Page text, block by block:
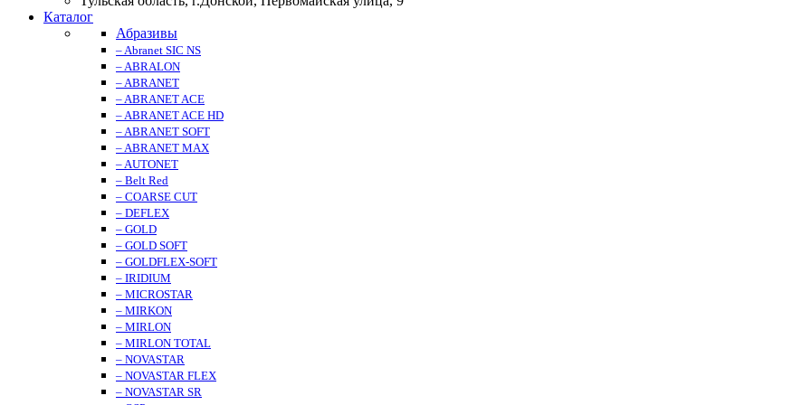
Каталог
Абразивы
– Abranet SIC NS
– ABRALON
– ABRANET
– ABRANET ACE
– ABRANET ACE HD
– ABRANET SOFT
– ABRANET MAX
– AUTONET
– Belt Red
– COARSE CUT
– DEFLEX
– GOLD
– GOLD SOFT
– GOLDFLEX-SOFT
– IRIDIUM
– MICROSTAR
– MIRKON
– MIRLON
– MIRLON TOTAL
– NOVASTAR
– NOVASTAR FLEX
– NOVASTAR SR